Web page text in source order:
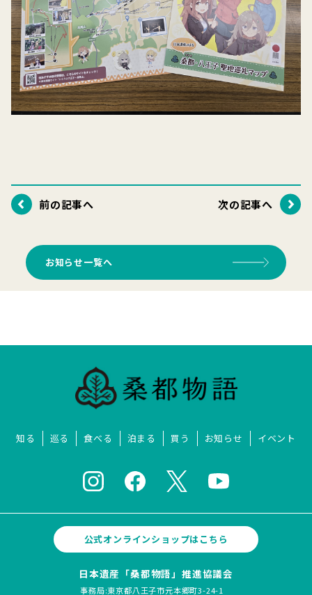
前の記事へ 次の記事へ
お知らせ一覧へ
知る 巡る 食べる 泊まる 買う お知らせ イベント
公式オンラインショップはこちら
日本遺産「桑都物語」推進協議会
事務局:東京都八王子市元本郷町3-24-1